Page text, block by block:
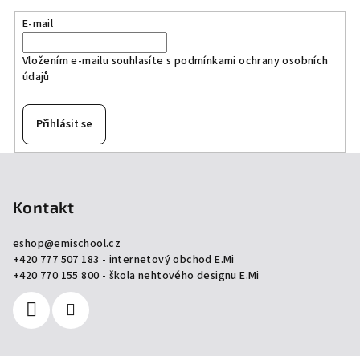
E-mail
Vložením e-mailu souhlasíte s podmínkami ochrany osobních
údajů
Přihlásit se
Kontakt
eshop@emischool.cz
+420 777 507 183 - internetový obchod E.Mi
+420 770 155 800 - škola nehtového designu E.Mi